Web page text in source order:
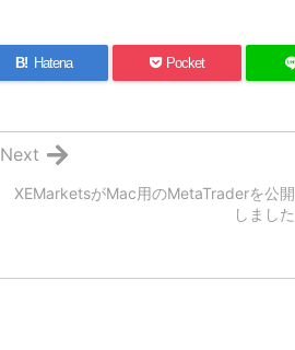
B! Hatena Pocket
XEMarketsがMac用のMetaTraderを公開
しました
Next